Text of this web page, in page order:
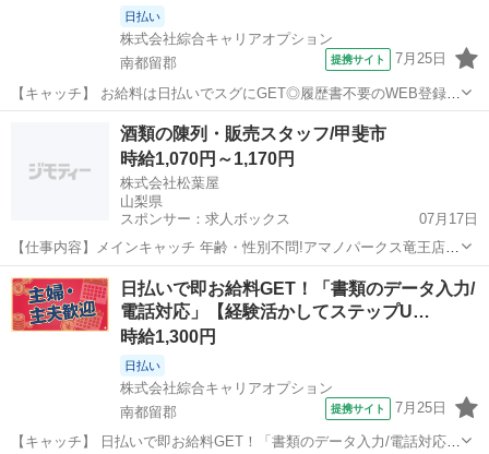
日払い
株式会社綜合キャリアオプション
南都留郡
提携サイト 7月25日
【キャッチ】 お給料は日払いでスグにGET◎履歴書不要のWEB登録
OK！「ゴルフ場のフロントスタッフ」高時給1220円！富士山周辺！20
代～40代のスタッフが多数活躍中★ 【コメント】 製造のお仕事が豊富
★未経験で働いてみ...
南都留郡 その他
酒類の陳列・販売スタッフ/甲斐市
時給1,070円～1,170円
株式会社松葉屋
山梨県
スポンサー：求人ボックス
07月17日
【仕事内容】メインキャッチ 年齢・性別不問!アマノパークス竜王店内
での酒類の陳列・販売スタッフ大募集! 知識や経験は一切不要。就業時
間や、日数はお気軽にご相談ください。 先輩スタッフがしっかりサポ
ートします! 希望考慮シフト! コ...
アルバイト・パート
日払いで即お給料GET！「書類のデータ入力/
電話対応」【経験活かしてステップU…
時給1,300円
日払い
株式会社綜合キャリアオプション
南都留郡
提携サイト 7月25日
【キャッチ】 日払いで即お給料GET！「書類のデータ入力/電話対応」